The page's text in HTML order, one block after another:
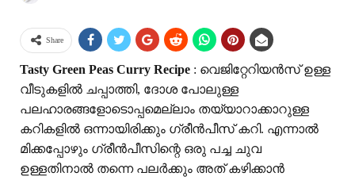
Share
Tasty Green Peas Curry Recipe : വെജിറ്റേറിയൻസ് ഉള്ള
വീടുകളിൽ ചപ്പാത്തി, ദോശ പോലുള്ള
പലഹാരങ്ങളോടൊപ്പമെല്ലാം തയ്യാറാക്കാറുള്ള
കറികളിൽ ഒന്നായിരിക്കും ഗ്രീൻപീസ് കറി. എന്നാൽ
മിക്കപ്പോഴും ഗ്രീൻപീസിന്റെ ഒരു പച്ച ചുവ
ഉള്ളതിനാൽ തന്നെ പലർക്കും അത് കഴിക്കാൻ